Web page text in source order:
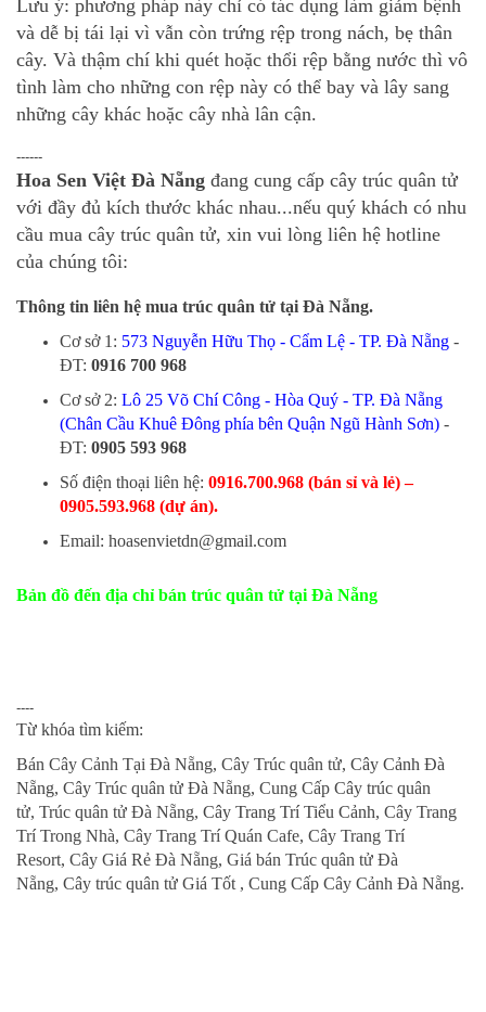
Lưu ý: phương pháp này chỉ có tác dụng làm giảm bệnh
và dễ bị tái lại vì vẫn còn trứng rệp trong nách, bẹ thân
cây. Và thậm chí khi quét hoặc thổi rệp bằng nước thì vô
tình làm cho những con rệp này có thể bay và lây sang
những cây khác hoặc cây nhà lân cận.
------
Hoa Sen Việt Đà Nẵng đang cung cấp cây trúc quân tử
với đầy đủ kích thước khác nhau...nếu quý khách có nhu
cầu mua cây trúc quân tử, xin vui lòng liên hệ hotline
của chúng tôi:
Thông tin liên hệ mua trúc quân tử tại Đà Nẵng.
Cơ sở 1: 573 Nguyễn Hữu Thọ - Cẩm Lệ - TP. Đà Nẵng -
ĐT: 0916 700 968
Cơ sở 2: Lô 25 Võ Chí Công - Hòa Quý - TP. Đà Nẵng
(Chân Cầu Khuê Đông phía bên Quận Ngũ Hành Sơn) -
ĐT: 0905 593 968
​Số điện thoại liên hệ: 0916.700.968 (bán sỉ và lẻ) –
0905.593.968 (dự án).
Email: hoasenvietdn@gmail.com
Bản đồ đến địa chỉ bán trúc quân tử tại Đà Nẵng
----
Từ khóa tìm kiếm:
Bán Cây Cảnh Tại Đà Nẵng, Cây Trúc quân tử, Cây Cảnh Đà
Nẵng, Cây Trúc quân tử Đà Nẵng, Cung Cấp Cây trúc quân
tử, Trúc quân tử Đà Nẵng, Cây Trang Trí Tiểu Cảnh, Cây Trang
Trí Trong Nhà, Cây Trang Trí Quán Cafe, Cây Trang Trí
Resort, Cây Giá Rẻ Đà Nẵng, Giá bán Trúc quân tử Đà
Nẵng, Cây trúc quân tử Giá Tốt , Cung Cấp Cây Cảnh Đà Nẵng.